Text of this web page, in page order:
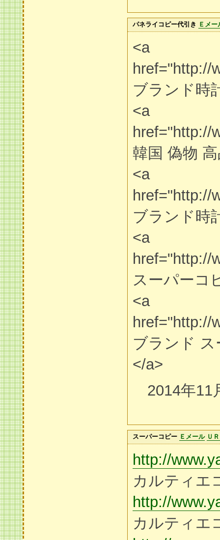
パネライコピー代引き Ｅメー
<a
href="http://
ブランド時
<a
href="http://
韓国 偽物
<a
href="http://
ブランド時
<a
href="http://
スーパーコ
<a
href="http://
ブランド
</a>
2014年11
スーパーコピー Ｅメール Ｕ
http://
カルティエ
http://
カルティエ